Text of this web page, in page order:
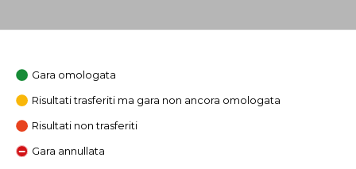
Gara omologata
Risultati trasferiti ma gara non ancora omologata
Risultati non trasferiti
Gara annullata